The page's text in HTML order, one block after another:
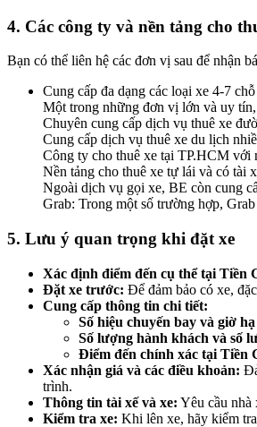
4. Các công ty và nền tảng cho
Bạn có thể liên hệ các đơn vị sau để nhận
Cung cấp đa dạng các loại xe 4-7
Một trong những đơn vị lớn và uy
Chuyên cung cấp dịch vụ thuê xe
Cung cấp dịch vụ thuê xe du lịch
Công ty cho thuê xe tại TP.HCM với
Nền tảng cho thuê xe tự lái và có tài
Ngoài dịch vụ gọi xe, BE còn cung
Grab: Trong một số trường hợp,
5. Lưu ý quan trọng khi đặt xe
Xác định điểm đến cụ thể tại Tiền
Đặt xe trước: Để đảm bảo có xe,
Cung cấp thông tin chi tiết:
Số hiệu chuyến bay và giờ
Số lượng hành khách và số
Điểm đến chính xác tại Tiền
Xác nhận giá và các điều khoản:
trình.
Thông tin tài xế và xe: Yêu cầu nhà
Kiểm tra xe: Khi lên xe, hãy kiểm